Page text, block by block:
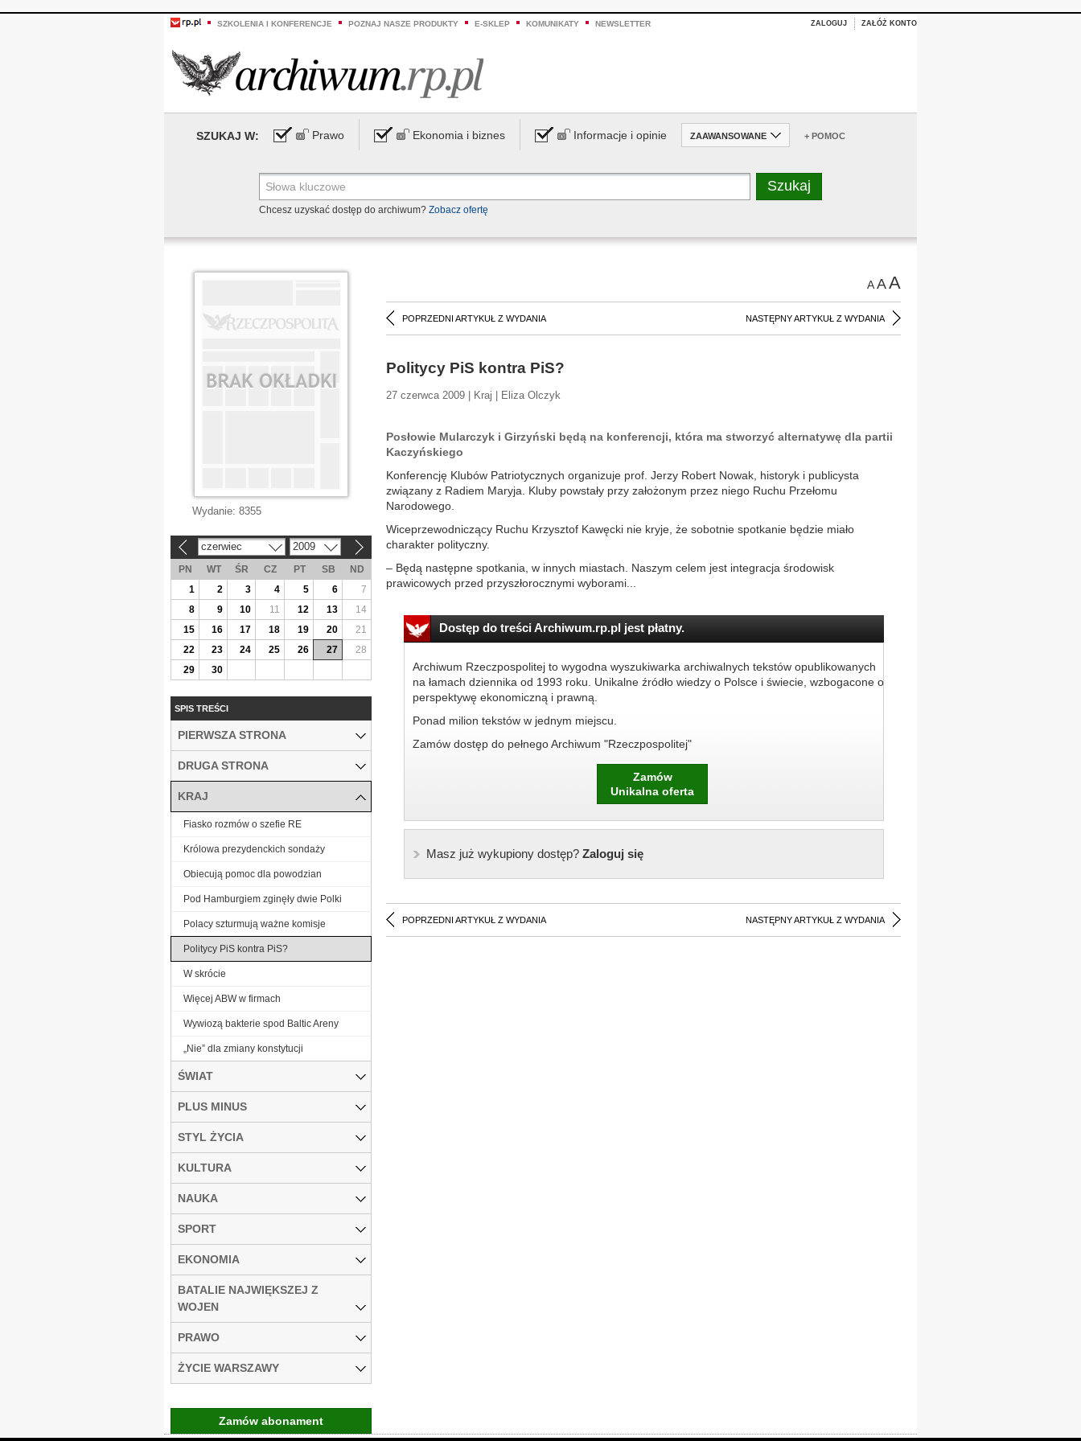
SZKOLENIA I KONFERENCJE POZNAJ NASZE PRODUKTY E-SKLEP KOMUNIKATY NEWSLETTER ZALOGUJ ZAŁÓŻ KONTO
SZUKAJ W: Prawo Ekonomia i biznes Informacje i opinie ZAAWANSOWANE + POMOC
Chcesz uzyskać dostęp do archiwum? Zobacz ofertę
AAA
POPRZEDNI ARTYKUŁ Z WYDANIA NASTĘPNY ARTYKUŁ Z WYDANIA
Politycy PiS kontra PiS?
27 czerwca 2009 | Kraj | Eliza Olczyk
Posłowie Mularczyk i Girzyński będą na konferencji, która ma stworzyć alternatywę dla partii
Kaczyńskiego
Konferencję Klubów Patriotycznych organizuje prof. Jerzy Robert Nowak, historyk i publicysta
związany z Radiem Maryja. Kluby powstały przy założonym przez niego Ruchu Przełomu
Narodowego.
Wiceprzewodniczący Ruchu Krzysztof Kawęcki nie kryje, że sobotnie spotkanie będzie miało
charakter polityczny.
– Będą następne spotkania, w innych miastach. Naszym celem jest integracja środowisk
prawicowych przed przyszłorocznymi wyborami...
Dostęp do treści Archiwum.rp.pl jest płatny.
Archiwum Rzeczpospolitej to wygodna wyszukiwarka archiwalnych tekstów opublikowanych
na łamach dziennika od 1993 roku. Unikalne źródło wiedzy o Polsce i świecie, wzbogacone o
perspektywę ekonomiczną i prawną.
Ponad milion tekstów w jednym miejscu.
Zamów dostęp do pełnego Archiwum "Rzeczpospolitej"
Zamów
Unikalna oferta
Masz już wykupiony dostęp?Zaloguj się
POPRZEDNI ARTYKUŁ Z WYDANIA NASTĘPNY ARTYKUŁ Z WYDANIA
Wydanie: 8355
czerwiec 2009
PN WT ŚR CZ PT SB
ND
1
2 3 4 5 6
7
8
9 10 11 12 13
14
15
16 17 18 19 20
21
22
23 24 25 26 27
28
29
30
SPIS TREŚCI
PIERWSZA STRONA
DRUGA STRONA
KRAJ
Fiasko rozmów o szefie RE
Królowa prezydenckich sondaży
Obiecują pomoc dla powodzian
Pod Hamburgiem zginęły dwie Polki
Polacy szturmują ważne komisje
Politycy PiS kontra PiS?
W skrócie
Więcej ABW w firmach
Wywiozą bakterie spod Baltic Areny
„Nie” dla zmiany konstytucji
ŚWIAT
PLUS MINUS
STYL ŻYCIA
KULTURA
NAUKA
SPORT
EKONOMIA
BATALIE NAJWIĘKSZEJ Z
WOJEN
PRAWO
ŻYCIE WARSZAWY
Zamów abonament